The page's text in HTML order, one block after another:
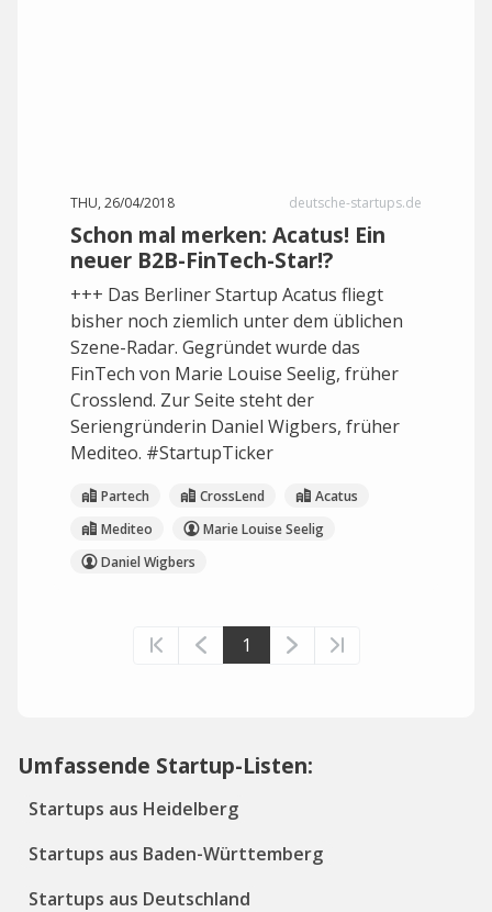
THU, 26/04/2018 deutsche-startups.de
Schon mal merken: Acatus! Ein
neuer B2B-FinTech-Star!?
+++ Das Berliner Startup Acatus fliegt
bisher noch ziemlich unter dem üblichen
Szene-Radar. Gegründet wurde das
FinTech von Marie Louise Seelig, früher
Crosslend. Zur Seite steht der
Seriengründerin Daniel Wigbers, früher
Mediteo. #StartupTicker
Partech CrossLend
Acatus
Mediteo
Marie Louise Seelig
Daniel Wigbers
1
Umfassende Startup-Listen:
Startups aus Heidelberg
Startups aus Baden-Württemberg
Startups aus Deutschland